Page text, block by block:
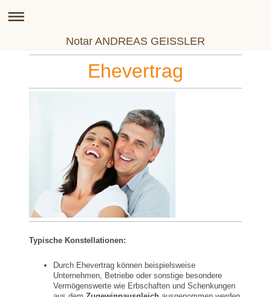
Notar ANDREAS GEISSLER
Ehevertrag
Typische Konstellationen:
Durch Ehevertrag können beispielsweise
Unternehmen, Betriebe oder sonstige besondere
Vermögenswerte wie Erbschaften und Schenkungen